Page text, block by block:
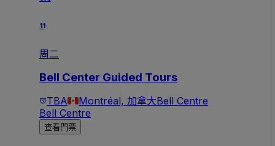
11
周二
Bell Center Guided Tours
TBA Montréal, 加拿大Bell Centre
Bell Centre
查看門票